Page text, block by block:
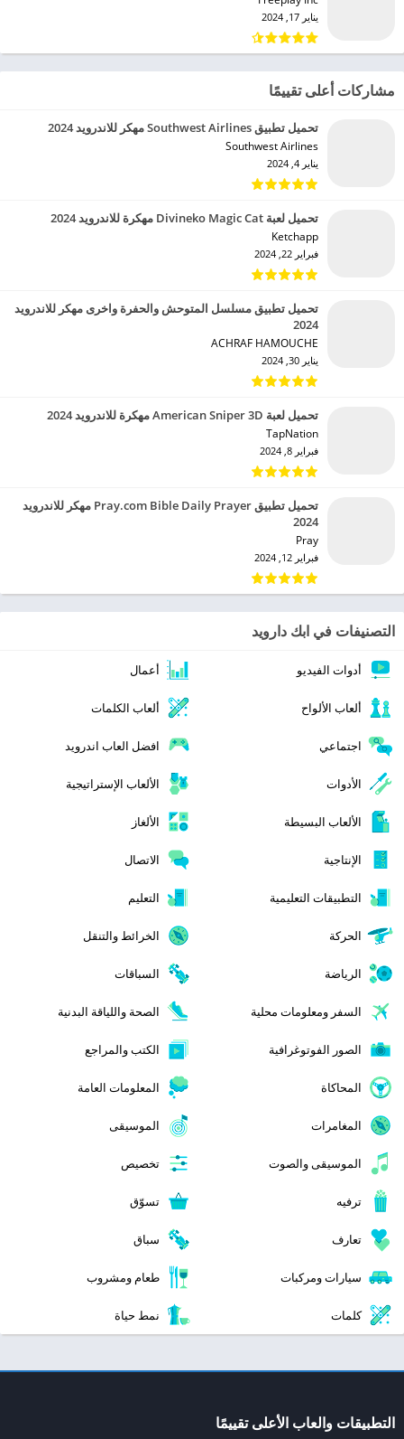
يناير 17, 2024
مشاركات أعلى تقييمًا
تحميل تطبيق Southwest Airlines مهكر للاندرويد 2024
Southwest Airlines‏
يناير 4, 2024
تحميل لعبة Divineko Magic Cat مهكرة للاندرويد 2024
Ketchapp‏
فبراير 22, 2024
تحميل تطبيق مسلسل المتوحش والحفرة واخرى مهكر للاندرويد
2024
ACHRAF HAMOUCHE‏
يناير 30, 2024
تحميل لعبة American Sniper 3D مهكرة للاندرويد 2024
TapNation‏
فبراير 8, 2024
تحميل تطبيق Pray.com Bible Daily Prayer مهكر للاندرويد
2024
Pray‏
فبراير 12, 2024
التصنيفات في ابك دارويد
أدوات الفيديو أعمال
ألعاب الألواح ألعاب الكلمات
اجتماعي افضل العاب اندرويد
الأدوات الألعاب الإستراتيجية
الألعاب البسيطة الألغاز
الإنتاجية الاتصال
التطبيقات التعليمية التعليم
الحركة الخرائط والتنقل
الرياضة السباقات
السفر ومعلومات محلية الصحة واللياقة البدنية
الصور الفوتوغرافية الكتب والمراجع
المحاكاة المعلومات العامة
المغامرات الموسيقى
الموسيقى والصوت تخصيص
ترفيه تسوّق
تعارف سباق
سيارات ومركبات طعام ومشروب
كلمات نمط حياة
التطبيقات والعاب الأعلى تقييمًا